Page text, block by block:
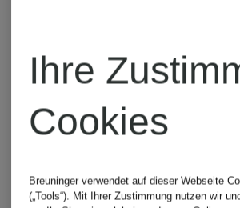
by
Aylin
Ihre
Cookies
Breuninger verwendet auf dieser Webseite
(„Tools“). Mit Ihrer Zustimmung nutzen wir